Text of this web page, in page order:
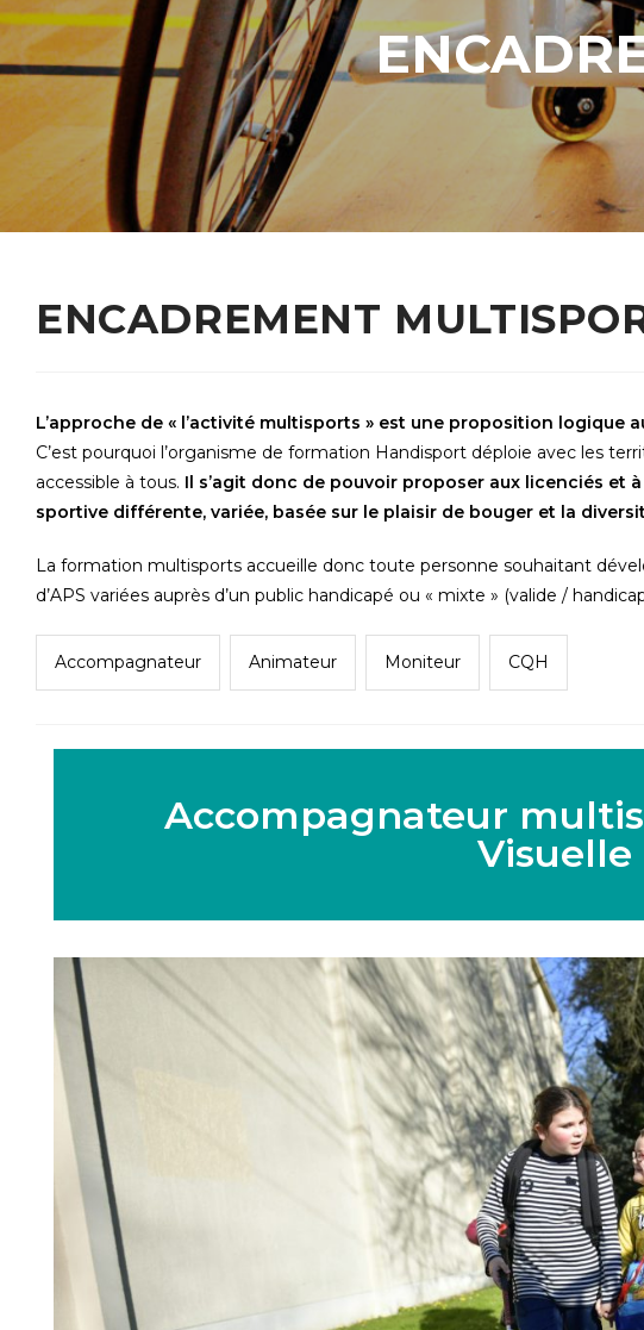
ENCADREMENT
L’approche de « l’activité multisports » est une proposition logique
C’est pourquoi l’organisme de formation Handisport déploie avec les
accessible à tous. Il s’agit donc de pouvoir proposer aux licenciés et
sportive différente, variée, basée sur le plaisir de bouger et la
La formation multisports accueille donc toute personne souhaitant
d’APS variées auprès d’un public handicapé ou « mixte » (valide /
Accompagnateur Animateur Moniteur CQH
Accompagnateur
Visuelle